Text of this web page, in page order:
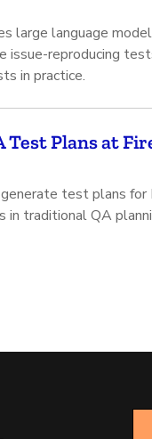
large language
reproducing
in practice.
Test Plans at
test plans for
in traditional QA